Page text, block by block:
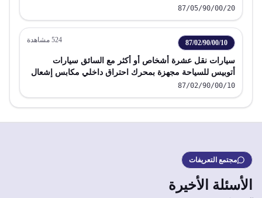
87/05/90/00/20
87/02/90/00/10
524 مشاهدة
سيارات نقل عشرة أشخاص أو أكثر مع السائق سيارات
أتوبيس للسياحة مجهزة بمحرك احتراق داخلي مكابس إشعال
بغير الضغط
87/02/90/00/10
مجتمع التعريفات
الأسئلة الأخيرة